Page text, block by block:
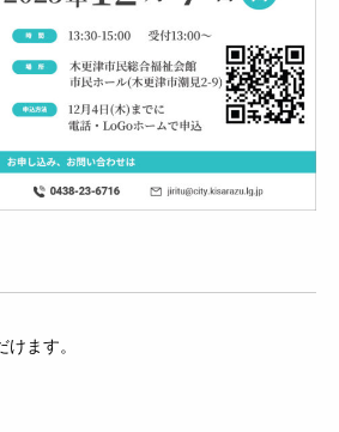
ます。